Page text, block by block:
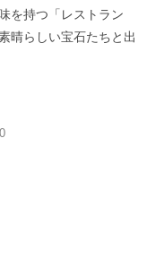
を持つ「レストラン
晴らしい宝石たちと出